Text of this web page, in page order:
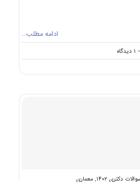
ادامه مطلب…
۱ دیدگاه
on
سوالات
شهرسازی
دکتری ۱۴۰۲ ,معماری